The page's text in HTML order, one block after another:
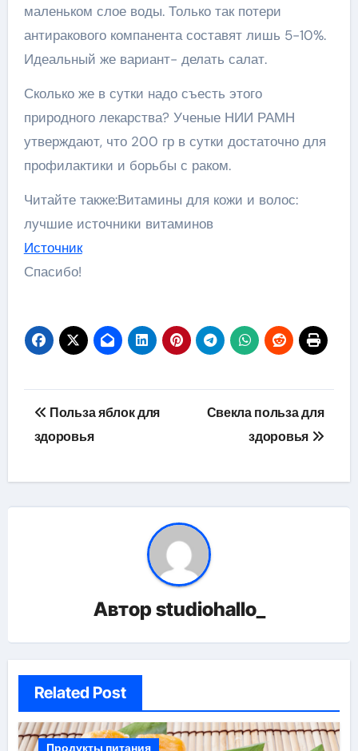
маленьком слое воды. Только так потери
антиракового компанента составят лишь 5-10%.
Идеальный же вариант- делать салат.
Сколько же в сутки надо съесть этого
природного лекарства? Ученые НИИ РАМН
утверждают, что 200 гр в сутки достаточно для
профилактики и борьбы с раком.
Читайте также:Витамины для кожи и волос:
лучшие источники витаминов
Источник
Спасибо!
Навигация
по
Польза яблок для
здоровья
Свекла польза для
здоровья
Авторstudiohallo_
Related Post
Продукты питания